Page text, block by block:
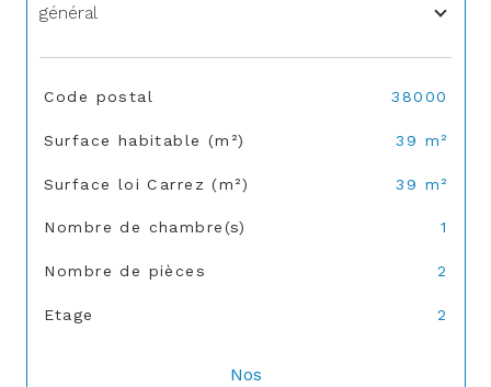
général
TRAD_SIROCCO_Caracteristique
Code postal 38000
Surface habitable (m²) 39 m²
Surface loi Carrez (m²) 39 m²
Nombre de chambre(s) 1
Nombre de pièces 2
Etage 2
Nos